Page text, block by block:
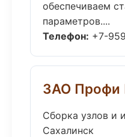
обеспечиваем
параметров....
Телефон: +7-
ЗАО Профи
Сборка узлов и
Сахалинск